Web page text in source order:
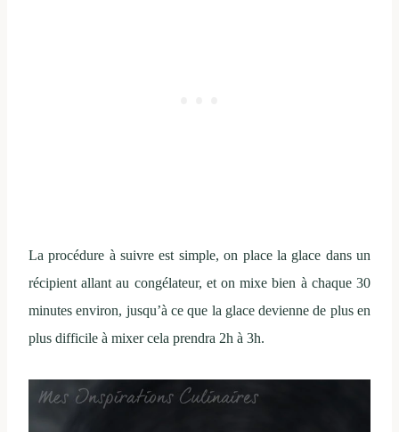
La procédure à suivre est simple, on place la glace dans un
récipient allant au congélateur, et on mixe bien à chaque 30
minutes environ, jusqu’à ce que la glace devienne de plus en
plus difficile à mixer cela prendra 2h à 3h.